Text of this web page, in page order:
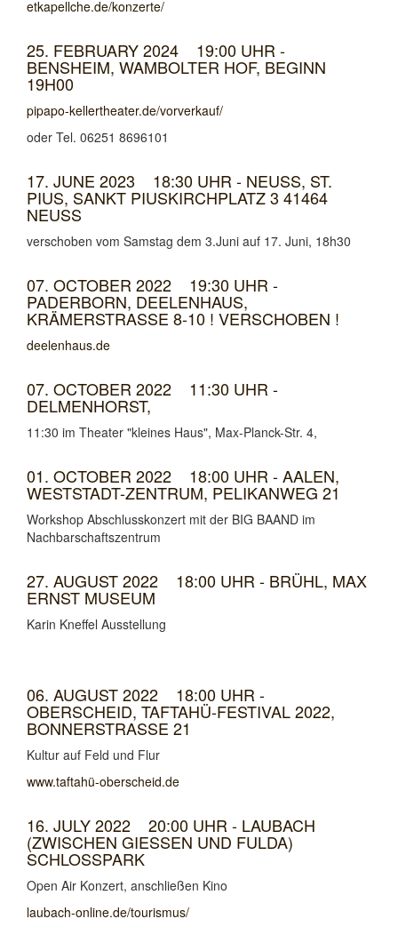
etkapellche.de/konzerte/
25. FEBRUARY 2024 19:00 UHR -
BENSHEIM, WAMBOLTER HOF, BEGINN
19H00
pipapo-kellertheater.de/vorverkauf/
oder Tel. 06251 8696101
17. JUNE 2023 18:30 UHR - NEUSS, ST.
PIUS, SANKT PIUSKIRCHPLATZ 3 41464
NEUSS
verschoben vom Samstag dem 3.Juni auf 17. Juni, 18h30
07. OCTOBER 2022 19:30 UHR -
PADERBORN, DEELENHAUS,
KRÄMERSTRASSE 8-10 ! VERSCHOBEN !
deelenhaus.de
07. OCTOBER 2022 11:30 UHR -
DELMENHORST,
11:30 im Theater "kleines Haus", Max-Planck-Str. 4,
01. OCTOBER 2022 18:00 UHR - AALEN,
WESTSTADT-ZENTRUM, PELIKANWEG 21
Workshop Abschlusskonzert mit der BIG BAAND im
Nachbarschaftszentrum
27. AUGUST 2022 18:00 UHR - BRÜHL, MAX
ERNST MUSEUM
Karin Kneffel Ausstellung
06. AUGUST 2022 18:00 UHR -
OBERSCHEID, TAFTAHÜ-FESTIVAL 2022,
BONNERSTRASSE 21
Kultur auf Feld und Flur
www.taftahü-oberscheid.de
16. JULY 2022 20:00 UHR - LAUBACH
(ZWISCHEN GIESSEN UND FULDA) S
CHLOSSPARK
Open Air Konzert, anschließen Kino
laubach-online.de/tourismus/